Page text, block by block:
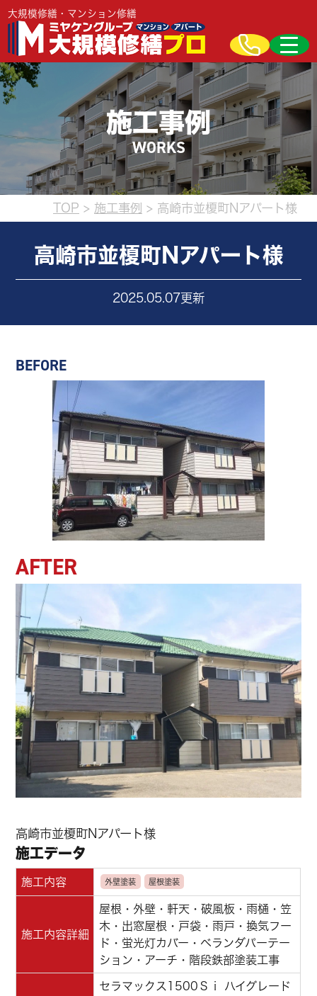
大規模修繕・マンション修繕
施工事例
WORKS
TOP > 施工事例 > 高崎市並榎町Nアパート様
高崎市並榎町Nアパート様
2025.05.07更新
BEFORE
AFTER
高崎市並榎町Nアパート様
施工データ
施工内容 外壁塗装 屋根塗装
施工内容詳細
屋根・外壁・軒天・破風板・雨樋・笠
木・出窓屋根・戸袋・雨戸・換気フー
ド・蛍光灯カバー・ベランダパーテー
ション・アーチ・階段鉄部塗装工事
セラマックス1500Ｓｉ ハイグレード